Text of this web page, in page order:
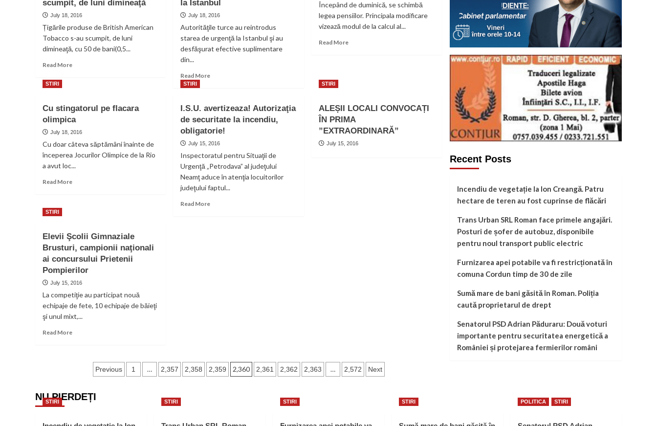
scumpit, de luni dimineaţă
July 18, 2016
Țigările produse de British American
Tobacco s-au scumpit, de luni
dimineaţă, cu 50 de bani(0,5...
Read MoreRead
de
British
American
s-
au
scumpit,
luni
la Istanbul
July 18, 2016
Autorităţile turce au reintrodus
starea de urgenţă la Istanbul şi au
desfăşurat efective suplimentare
din...
Read MoreRead
turce
au
reintrodus
urgenţă
la
Istanbul
Începând de duminică, se schimbă
legea pensiilor. Principala modificare
vizează modul de la calcul al...
Read MoreRead
STIRI
Cu stingatorul pe flacara
olimpica
July 18, 2016
Cu doar câteva săptămâni înainte de
începerea Jocurilor Olimpice de la Rio
a avut loc...
Read MoreRead
flacara
olimpica
STIRI
I.S.U. avertizeaza! Autorizaţia
de securitate la incendiu,
obligatorie!
July 15, 2016
Inspectoratul pentru Situaţii de
Urgenţă „Petrodava” al judeţului
Neamţ aduce în atenţia locuitorilor
judeţului faptul...
Read MoreRead
STIRI
ALEȘII LOCALI CONVOCAȚI
ÎN PRIMA
”EXTRAORDINARĂ”
July 15, 2016
STIRI
Elevii Şcolii Gimnaziale
Brusturi, campionii naţionali
ai concursului Prietenii
Pompierilor
July 15, 2016
La competiţie au participat nouă
echipaje de fete, 10 echipaje de băieţi
şi unul mixt,...
Read MoreRead
Gimnaziale
campionii
concursului
Posts
Previous 1 … 2,357 2,358 2,359 2,360 2,361 2,362 2,363 … 2,572 Next
Recent Posts
Incendiu de vegetație la Ion Creangă. Patru
hectare de teren au fost cuprinse de flăcări
Trans Urban SRL Roman face primele angajări.
Posturi de șofer de autobuz, disponibile
pentru noul transport public electric
Furnizarea apei potabile va fi restricționată în
comuna Cordun timp de 30 de zile
Sumă mare de bani găsită în Roman. Poliția
caută proprietarul de drept
Senatorul PSD Adrian Păduraru: Două voturi
importante pentru securitatea energetică a
României și protejarea fermierilor români
NU PIERDEȚI
STIRI STIRI STIRI STIRI POLITICA STIRI